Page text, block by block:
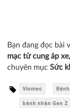
Bạn đang đọc bài
mạc tử cung áp
chuyên mục Sức
Vinmec
bệnh nhân Gen Z